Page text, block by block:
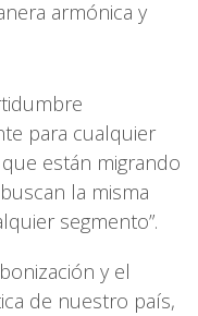
armónica y
para cualquier
están migrando
la misma
segmento”.
y el
de nuestro país,